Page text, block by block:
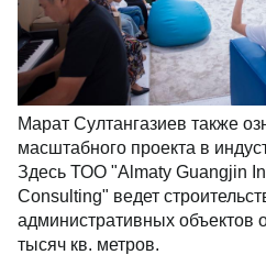
Марат Султангазиев также
масштабного проекта в
Здесь ТОО "Almaty Guangjin
Consulting" ведет
административных
тысяч кв. метров.